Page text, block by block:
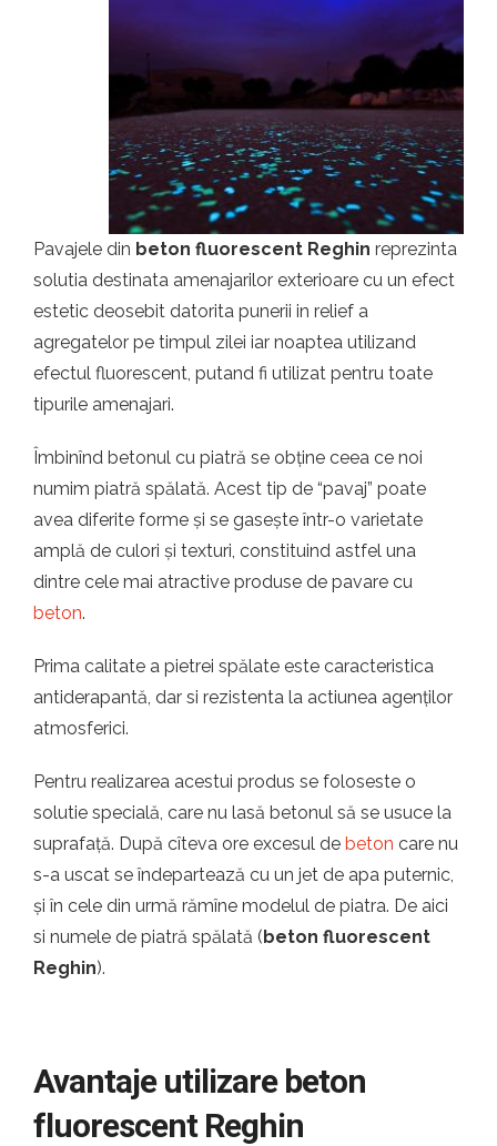
Pavajele din beton fluorescent Reghin reprezinta
solutia destinata amenajarilor exterioare cu un efect
estetic deosebit datorita punerii in relief a
agregatelor pe timpul zilei iar noaptea utilizand
efectul fluorescent, putand fi utilizat pentru toate
tipurile amenajari.
Îmbinînd betonul cu piatră se obține ceea ce noi
numim piatră spălată. Acest tip de “pavaj” poate
avea diferite forme și se gasește într-o varietate
amplă de culori și texturi, constituind astfel una
dintre cele mai atractive produse de pavare cu
beton.
Prima calitate a pietrei spălate este caracteristica
antiderapantă, dar si rezistenta la actiunea agenților
atmosferici.
Pentru realizarea acestui produs se foloseste o
solutie specială, care nu lasă betonul să se usuce la
suprafață. După cîteva ore excesul de beton care nu
s-a uscat se îndepartează cu un jet de apa puternic,
și în cele din urmă rămîne modelul de piatra. De aici
si numele de piatră spălată (beton fluorescent
Reghin).
Avantaje utilizare beton
fluorescent Reghin